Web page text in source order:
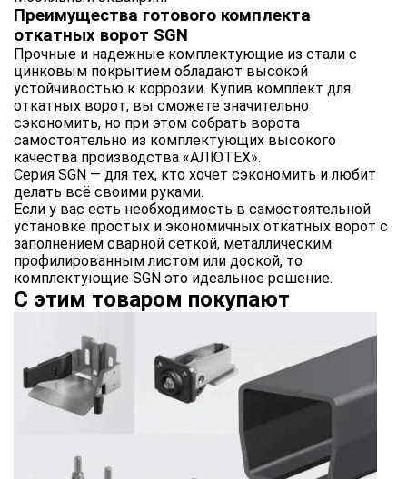
Преимущества готового комплекта
откатных ворот SGN
Прочные и надежные комплектующие из стали с
цинковым покрытием обладают высокой
устойчивостью к коррозии. Купив комплект для
откатных ворот, вы сможете значительно
сэкономить, но при этом собрать ворота
самостоятельно из комплектующих высокого
качества производства «АЛЮТЕХ».
Серия SGN — для тех, кто хочет сэкономить и любит
делать всё своими руками.
Если у вас есть необходимость в самостоятельной
установке простых и экономичных откатных ворот с
заполнением сварной сеткой, металлическим
профилированным листом или доской, то
комплектующие SGN это идеальное решение.
С этим товаром покупают